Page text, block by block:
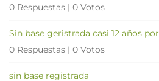
0 Respuestas | 0 Votos
Sin base geristrada casi 12 años
0 Respuestas | 0 Votos
sin base registrada